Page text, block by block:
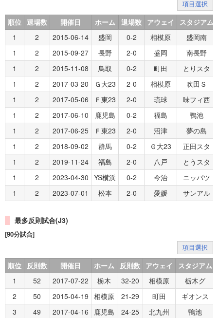
項目選択
順位 退場数 開催日 ホーム 退場数 アウェイ
スタジアム
1
2 2015-06-14 盛岡 0-2 相模原
盛岡南
1
2 2015-09-27 長野 2-0 盛岡
南長野
1
2 2015-11-08 鳥取 0-2 町田
とりスタ
1
2 2017-03-20 Ｇ大23 2-0 相模原
吹田Ｓ
1
2 2017-05-06 Ｆ東23 2-0 琉球
味フィ西
1
2 2017-06-10 鹿児島 0-2 福島
鴨池
1
2 2017-06-25 Ｆ東23 2-0 沼津
夢の島
1
2 2018-09-02 群馬 0-2 Ｇ大23
正田スタ
1
2 2019-11-24 福島 2-0 八戸
とうスタ
1
2 2023-04-30 YS横浜 0-2 今治
ニッパツ
1
2 2023-07-01 松本 2-0 愛媛 サンアル
最多反則試合(J3)
[90分試合]
項目選択
順位 反則数 開催日 ホーム 反則数 アウェイ スタジアム
1
52 2017-07-22 栃木 32-20 相模原
栃木グ
2
50 2015-04-19 相模原 21-29 町田
ギオンス
3
49 2017-04-16 鹿児島 24-25 北九州 鴨池